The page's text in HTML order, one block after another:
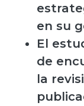
en su
El
de
la